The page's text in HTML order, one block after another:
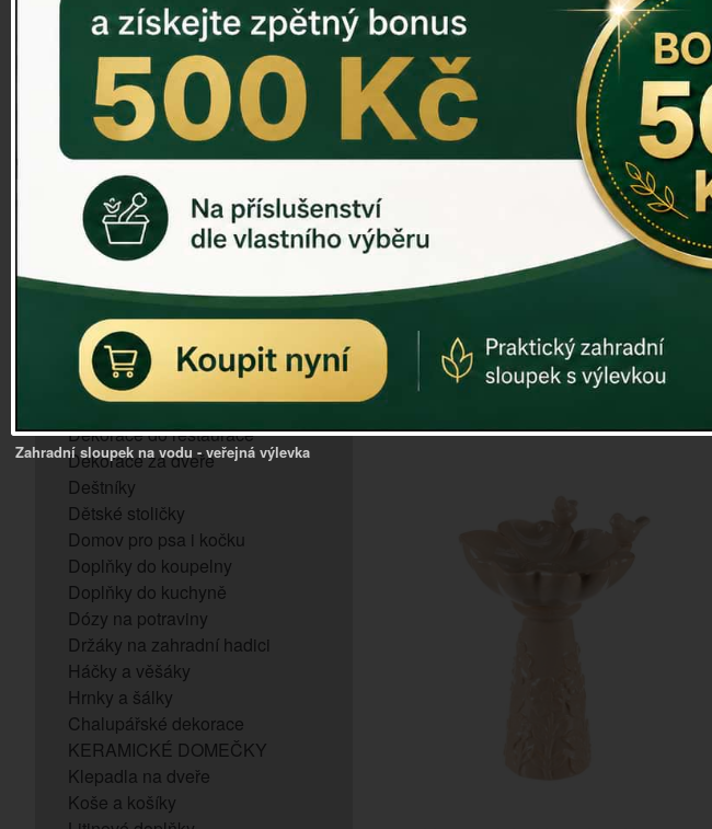
Domovní čísla - litina
DEKORACE NA ZEĎ
ZVONKOHRA
ZVONY A ZVONKY
PTAČÍ KRMÍTKA
SLUNEČNÍ HODINY
Dózy na brambory a zeleninu
VÝPRODEJ - poslední kusy
Andělé, něžné sošky
Aroma lampy
Buddha soška
BUDKY PRO SÝKORKY
Budky pro vrabce
Bytový textil
Dárky pro muže
Dekorace do bytu
Dekorace do restaurace
Dekorace za dveře
Deštníky
Dětské stoličky
Domov pro psa i kočku
Doplňky do koupelny
Doplňky do kuchyně
Dózy na potraviny
Držáky na zahradní hadici
Háčky a věšáky
Hrnky a šálky
Chalupářské dekorace
KERAMICKÉ DOMEČKY
Klepadla na dveře
Koše a košíky
Kovové pítko pro ptáky na trojnožce
s ptáčky, měděné, 75 cm
Cena: 1.179 Kč
Doručíme do: 7.8.
Zahradní sloupek na vodu - veřejná výlevka